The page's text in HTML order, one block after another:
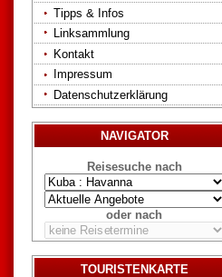
Tipps & Infos
Linksammlung
Kontakt
Impressum
Datenschutzerklärung
NAVIGATOR
Reisesuche nach
oder nach
TOURISTENKARTE